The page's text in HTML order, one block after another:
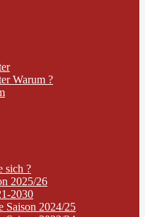
Warum ?
sich ?
2025/26
2030
Saison 2024/25